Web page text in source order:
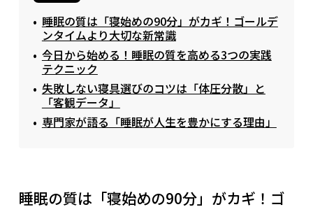
睡眠の質は「寝始めの90分」がカギ！ゴールデ
ンタイムより大切な新常識
今日から始める！睡眠の質を高める3つの実践
テクニック
失敗しない寝具選びのコツは「体圧分散」と
「客観データ」
専門家が語る「睡眠が人生を豊かにする理由」
睡眠の質は「寝始めの90分」がカギ！ゴ